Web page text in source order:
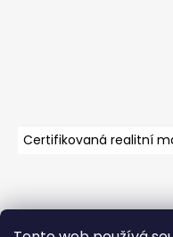
Certifikovaná realitní